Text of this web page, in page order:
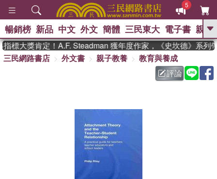
5
GO
熱搜： 東野圭吾 、 高希均教授回憶錄
父親節 、 如果歷
暑期推薦 、 國際布克
偉大的迷走神經
暢銷榜 新品 中文 外文 簡體 三民東大 電子書 親子
標大獎肯定！A.F. Steadman 獲年度作家，《史坎德》系列帶
三民網路書店
外文書 親子教養
教育與養成
評論